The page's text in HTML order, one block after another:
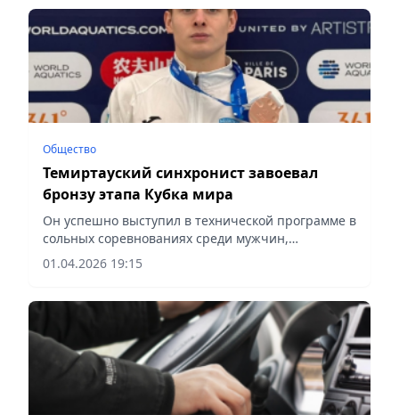
Общество
Темиртауский синхронист завоевал
бронзу этапа Кубка мира
Он успешно выступил в технической программе в
сольных соревнованиях среди мужчин,
сообщает Vecher.kz.
01.04.2026 19:15